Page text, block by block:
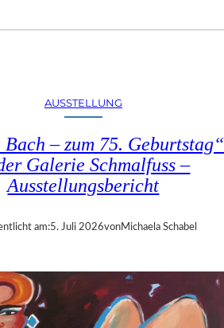
AUSSTELLUNG
– zum 75. Geburtstag“
Galerie Schmalfuss –
Ausstellungsbericht
am:5. Juli 2026vonMichaela Schabel